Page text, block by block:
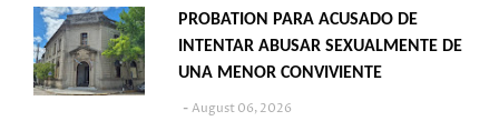
PROBATION PARA ACUSADO DE
INTENTAR ABUSAR SEXUALMENTE DE
UNA MENOR CONVIVIENTE
August 06, 2026